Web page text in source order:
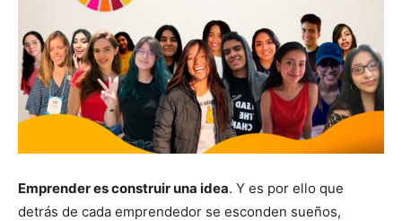
Emprender es construir una idea. Y es por ello que
detrás de cada emprendedor se esconden sueños,